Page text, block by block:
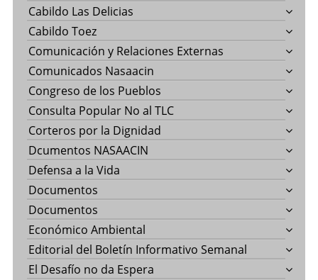
Cabildo Las Delicias
Cabildo Toez
Comunicación y Relaciones Externas
Comunicados Nasaacin
Congreso de los Pueblos
Consulta Popular No al TLC
Corteros por la Dignidad
Dcumentos NASAACIN
Defensa a la Vida
Documentos
Documentos
Económico Ambiental
Editorial del Boletín Informativo Semanal
El Desafío no da Espera